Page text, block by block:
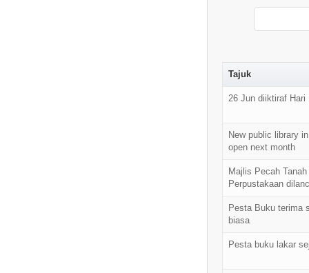
Tajuk
26 Jun diiktiraf Hari
New public library
open next month
Majlis Pecah
Perpustakaan
Pesta Buku terima
biasa
Pesta buku lakar